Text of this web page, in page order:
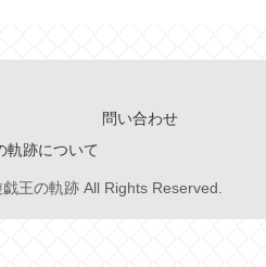
問い合わせ
軌跡について
王の軌跡 All Rights Reserved.